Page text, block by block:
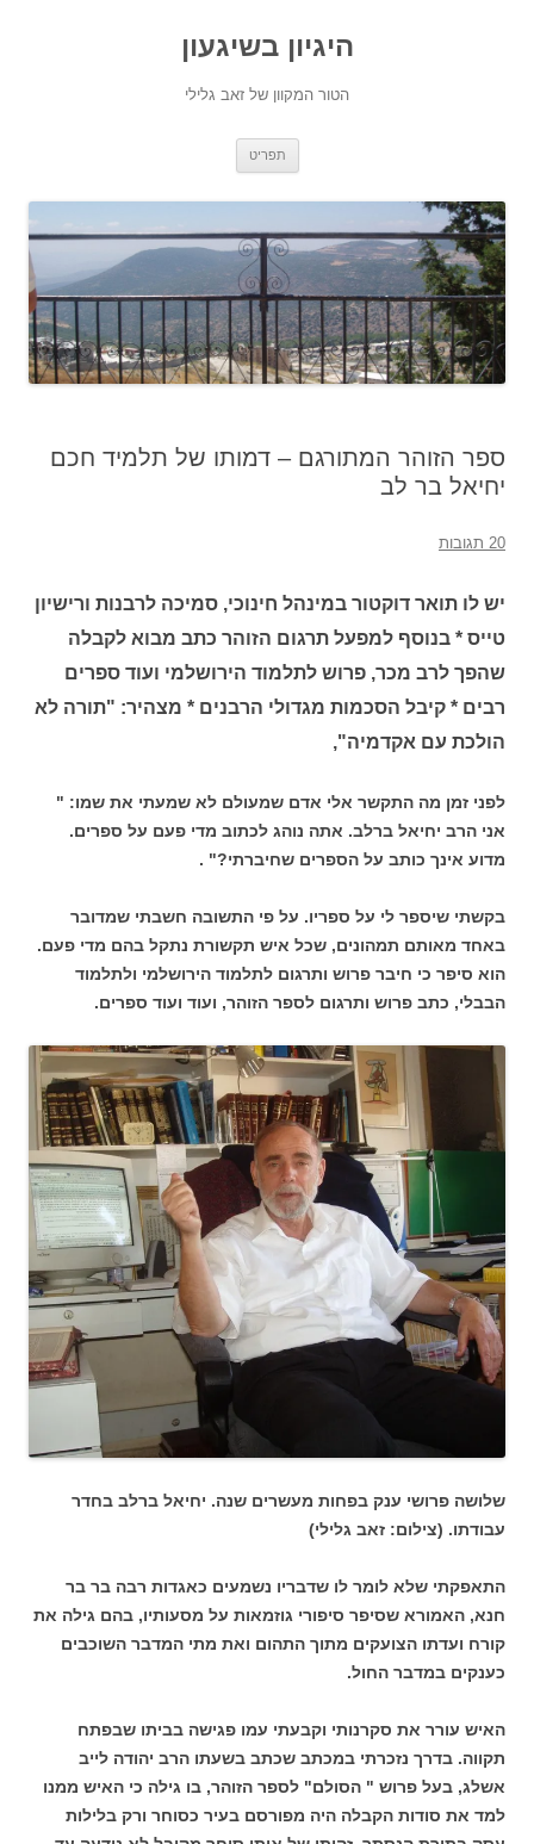
היגיון בשיגעון
הטור המקוון של זאב גלילי
תפריט
ספר הזוהר המתורגם – דמותו של תלמיד חכם
יחיאל בר לב
20 תגובות
יש לו תואר דוקטור במינהל חינוכי, סמיכה לרבנות ורישיון
טייס * בנוסף למפעל תרגום הזוהר כתב מבוא לקבלה
שהפך לרב מכר, פרוש לתלמוד הירושלמי ועוד ספרים
רבים * קיבל הסכמות מגדולי הרבנים * מצהיר: "תורה לא
הולכת עם אקדמיה",
לפני זמן מה התקשר אלי אדם שמעולם לא שמעתי את שמו: "
אני הרב יחיאל ברלב. אתה נוהג לכתוב מדי פעם על ספרים.
מדוע אינך כותב על הספרים שחיברתי?" .
בקשתי שיספר לי על ספריו. על פי התשובה חשבתי שמדובר
באחד מאותם תמהונים, שכל איש תקשורת נתקל בהם מדי פעם.
הוא סיפר כי חיבר פרוש ותרגום לתלמוד הירושלמי ולתלמוד
הבבלי, כתב פרוש ותרגום לספר הזוהר, ועוד ועוד ספרים.
שלושה פרושי ענק בפחות מעשרים שנה. יחיאל ברלב בחדר
עבודתו. (צילום: זאב גלילי)
התאפקתי שלא לומר לו שדבריו נשמעים כאגדות רבה בר בר
חנא, האמורא שסיפר סיפורי גוזמאות על מסעותיו, בהם גילה את
קורח ועדתו הצועקים מתוך התהום ואת מתי המדבר השוכבים
כענקים במדבר החול.
האיש עורר את סקרנותי וקבעתי עמו פגישה בביתו שבפתח
תקווה. בדרך נזכרתי במכתב שכתב בשעתו הרב יהודה לייב
אשלג, בעל פרוש " הסולם" לספר הזוהר, בו גילה כי האיש ממנו
למד את סודות הקבלה היה מפורסם בעיר כסוחר ורק בלילות